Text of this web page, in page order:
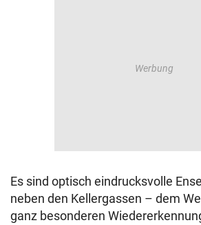
Es sind optisch eindrucksvolle
neben den Kellergassen – dem
ganz besonderen